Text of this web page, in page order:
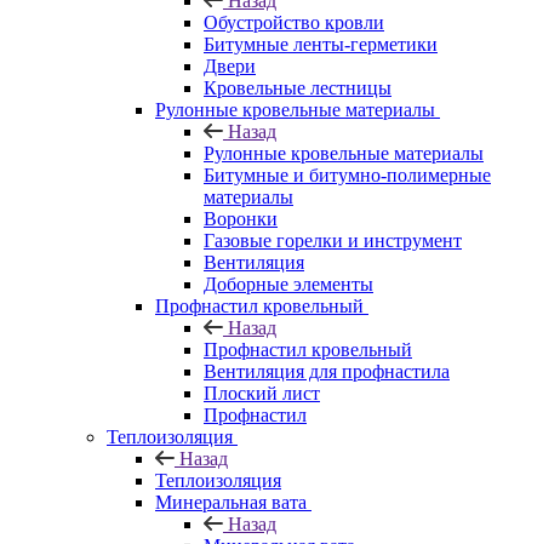
Обустройство кровли
Битумные ленты-герметики
Двери
Кровельные лестницы
Рулонные кровельные материалы
Назад
Рулонные кровельные материалы
Битумные и битумно-полимерные
материалы
Воронки
Газовые горелки и инструмент
Вентиляция
Доборные элементы
Профнастил кровельный
Назад
Профнастил кровельный
Вентиляция для профнастила
Плоский лист
Профнастил
Теплоизоляция
Назад
Теплоизоляция
Минеральная вата
Назад